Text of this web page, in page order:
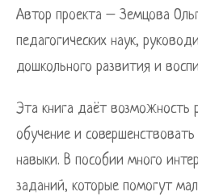
Автор проекта – Земцова
педагогических наук,
дошкольного развития и
Эта книга даёт возможность
обучение и
навыки. В пособии много
заданий, которые помогут